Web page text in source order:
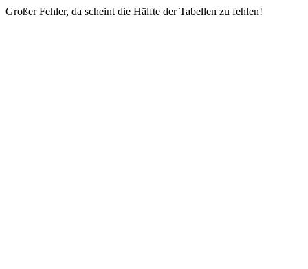
Großer Fehler, da scheint die Hälfte der Tabellen zu fehlen!